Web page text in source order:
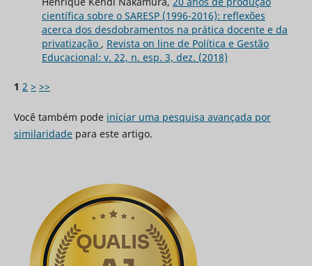
científica sobre o SARESP (1996-2016): reflexões
acerca dos desdobramentos na prática docente e da
privatização , Revista on line de Política e Gestão
Educacional: v. 22, n. esp. 3, dez. (2018)
1 2 > >>
Você também pode iniciar uma pesquisa avançada por
similaridadepara este artigo.